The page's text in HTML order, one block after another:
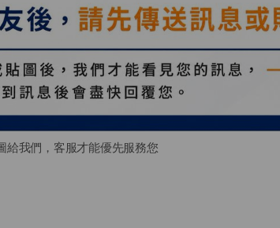
給我們，客服才能優先服務您